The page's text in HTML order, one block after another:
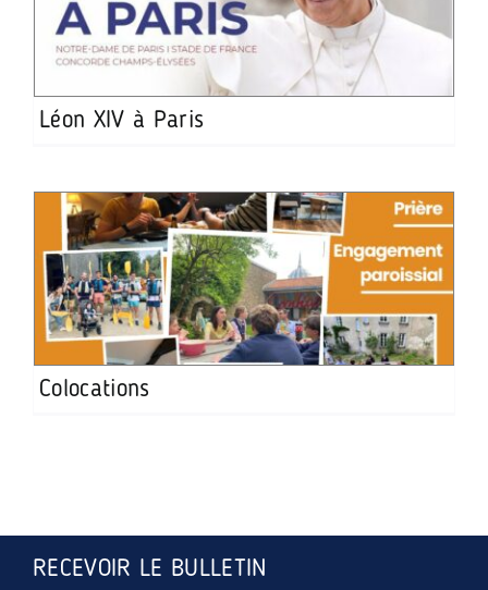
Léon XIV à Paris
Colocations
RECEVOIR LE BULLETIN